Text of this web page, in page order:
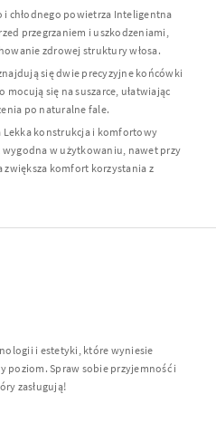
i chłodnego powietrza Inteligentna
przegrzaniem i uszkodzeniami,
zdrowej struktury włosa.
się dwie precyzyjne końcówki
się na suszarce, ułatwiając
po naturalne fale.
Lekka konstrukcja i komfortowy
wygodna w użytkowaniu, nawet przy
zwiększa komfort korzystania z
i estetyki, które wyniesie
poziom. Spraw sobie przyjemność i
zasługują!